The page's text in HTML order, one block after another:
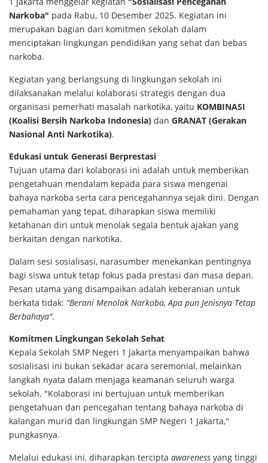
Narkoba" pada Rabu, 10 Desember 2025. Kegiatan ini
merupakan bagian dari komitmen sekolah dalam
menciptakan lingkungan pendidikan yang sehat dan bebas
narkoba.
Kegiatan yang berlangsung di lingkungan sekolah ini
dilaksanakan melalui kolaborasi strategis dengan dua
organisasi pemerhati masalah narkotika, yaitu KOMBINASI
(Koalisi Bersih Narkoba Indonesia) dan GRANAT (Gerakan
Nasional Anti Narkotika).
Edukasi untuk Generasi Berprestasi
Tujuan utama dari kolaborasi ini adalah untuk memberikan
pengetahuan mendalam kepada para siswa mengenai
bahaya narkoba serta cara pencegahannya sejak dini. Dengan
pemahaman yang tepat, diharapkan siswa memiliki
ketahanan diri untuk menolak segala bentuk ajakan yang
berkaitan dengan narkotika.
Dalam sesi sosialisasi, narasumber menekankan pentingnya
bagi siswa untuk tetap fokus pada prestasi dan masa depan.
Pesan utama yang disampaikan adalah keberanian untuk
berkata tidak: "Berani Menolak Narkoba, Apa pun Jenisnya Tetap
Berbahaya".
Komitmen Lingkungan Sekolah Sehat
Kepala Sekolah SMP Negeri 1 Jakarta menyampaikan bahwa
sosialisasi ini bukan sekadar acara seremonial, melainkan
langkah nyata dalam menjaga keamanan seluruh warga
sekolah. "Kolaborasi ini bertujuan untuk memberikan
pengetahuan dan pencegahan tentang bahaya narkoba di
kalangan murid dan lingkungan SMP Negeri 1 Jakarta,"
pungkasnya.
Melalui edukasi ini, diharapkan tercipta awareness yang tinggi